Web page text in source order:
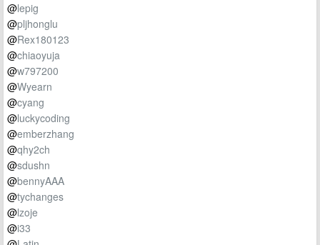
@lepig
@pljhonglu
@Rex180123
@chiaoyuja
@w797200
@Wyearn
@cyang
@luckycoding
@emberzhang
@qhy2ch
@sdushn
@bennyAAA
@tychanges
@lzoje
@i33